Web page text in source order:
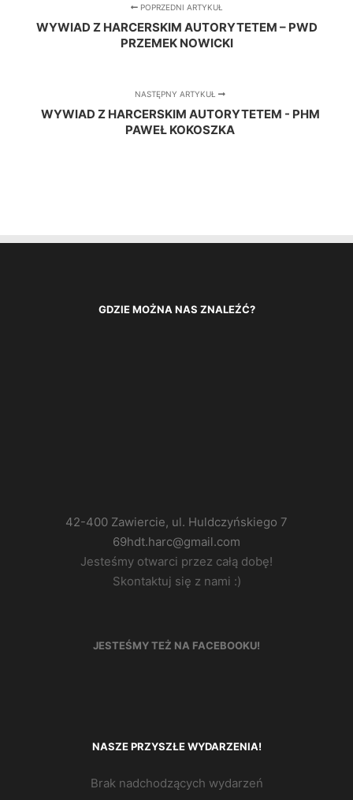
POPRZEDNI ARTYKUŁ
WYWIAD Z HARCERSKIM AUTORYTETEM – PWD
PRZEMEK NOWICKI
NASTĘPNY ARTYKUŁ
WYWIAD Z HARCERSKIM AUTORYTETEM - PHM
PAWEŁ KOKOSZKA
GDZIE MOŻNA NAS ZNALEŹĆ?
42-400 Zawiercie, ul. Huldczyńskiego 7
69hdt.harc@gmail.com
Jesteśmy otwarci przez całą dobę!
Skontaktuj się z nami :)
JESTEŚMY TEŻ NA FACEBOOKU!
NASZE PRZYSZŁE WYDARZENIA!
Brak nadchodzących wydarzeń